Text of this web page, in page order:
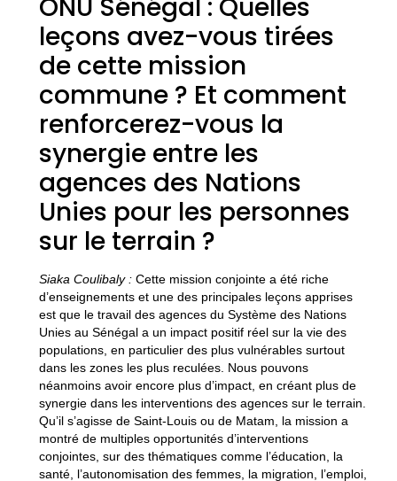
ONU Sénégal : Quelles
leçons avez-vous tirées
de cette mission
commune ? Et comment
renforcerez-vous la
synergie entre les
agences des Nations
Unies pour les personnes
sur le terrain ?
Siaka Coulibaly: Cette mission conjointe a été riche
d’enseignements et une des principales leçons apprises
est que le travail des agences du Système des Nations
Unies au Sénégal a un impact positif réel sur la vie des
populations, en particulier des plus vulnérables surtout
dans les zones les plus reculées. Nous pouvons
néanmoins avoir encore plus d’impact, en créant plus de
synergie dans les interventions des agences sur le terrain.
Qu’il s’agisse de Saint-Louis ou de Matam, la mission a
montré de multiples opportunités d’interventions
conjointes, sur des thématiques comme l’éducation, la
santé, l’autonomisation des femmes, la migration, l’emploi,